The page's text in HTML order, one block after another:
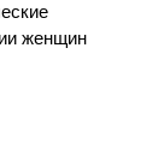
женщин